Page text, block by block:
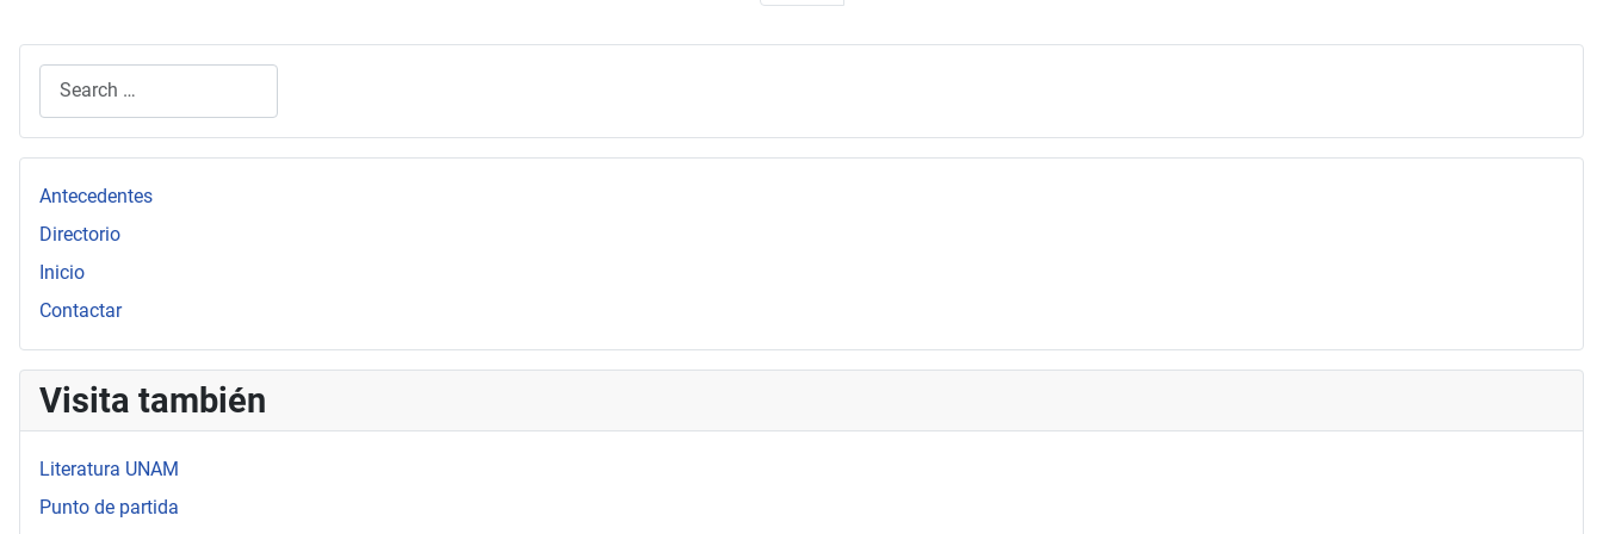
Search
Antecedentes
Directorio
Inicio
Contactar
Visita también
Literatura UNAM
Punto de partida